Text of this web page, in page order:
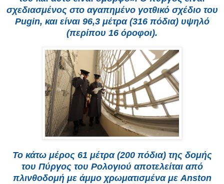
σχεδιασμένος στο αγαπημένο γοτθικό σχέδιο του
Pugin, και είναι 96,3 μέτρα (316 πόδια) υψηλό
(περίπου 16 όροφοι).
Το κάτω μέρος 61 μέτρα (200 πόδια) της δομής
του Πύργος του Ρολογιού αποτελείται από
πλινθοδομή με άμμο χρωματισμένα με Anston